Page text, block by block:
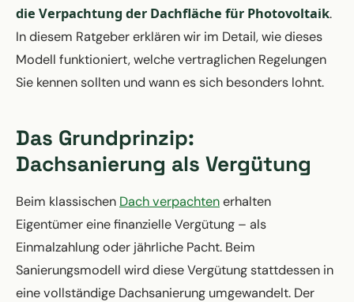
die Verpachtung der Dachfläche für Photovoltaik.
In diesem Ratgeber erklären wir im Detail, wie dieses
Modell funktioniert, welche vertraglichen Regelungen
Sie kennen sollten und wann es sich besonders lohnt.
Das Grundprinzip:
Dachsanierung als Vergütung
Beim klassischen Dach verpachtenerhalten
Eigentümer eine finanzielle Vergütung – als
Einmalzahlung oder jährliche Pacht. Beim
Sanierungsmodell wird diese Vergütung stattdessen in
eine vollständige Dachsanierung umgewandelt. Der